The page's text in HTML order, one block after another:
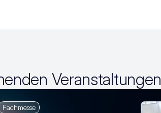
Veranstaltungen
Fachmesse